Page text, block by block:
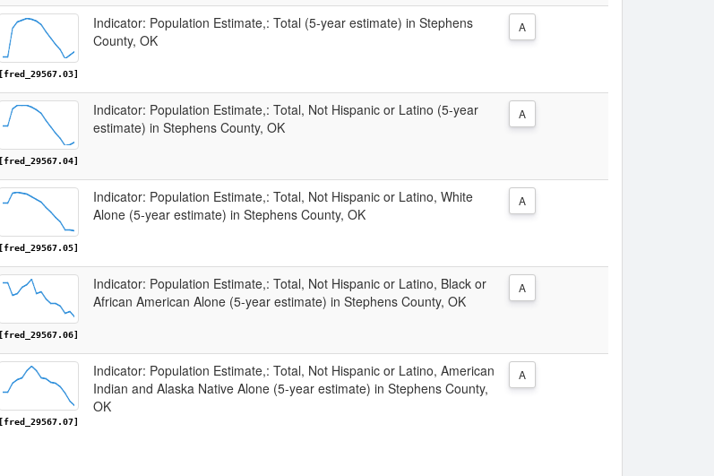
[fred_29567.03]
Indicator: Population Estimate,: Total (5-year estimate) in Stephens
County, OK
A
[fred_29567.04]
Indicator: Population Estimate,: Total, Not Hispanic or Latino (5-year
estimate) in Stephens County, OK
A
[fred_29567.05]
Indicator: Population Estimate,: Total, Not Hispanic or Latino, White
Alone (5-year estimate) in Stephens County, OK
A
[fred_29567.06]
Indicator: Population Estimate,: Total, Not Hispanic or Latino, Black or
African American Alone (5-year estimate) in Stephens County, OK
A
[fred_29567.07]
Indicator: Population Estimate,: Total, Not Hispanic or Latino, American
Indian and Alaska Native Alone (5-year estimate) in Stephens County,
OK
A